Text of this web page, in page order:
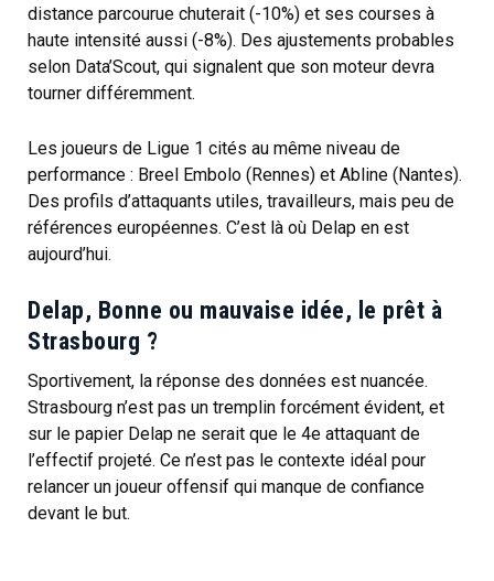
distance parcourue chuterait (-10%) et ses courses à
haute intensité aussi (-8%). Des ajustements probables
selon Data’Scout, qui signalent que son moteur devra
tourner différemment.
Les joueurs de Ligue 1 cités au même niveau de
performance : Breel Embolo (Rennes) et Abline (Nantes).
Des profils d’attaquants utiles, travailleurs, mais peu de
références européennes. C’est là où Delap en est
aujourd’hui.
Delap, Bonne ou mauvaise idée, le prêt à
Strasbourg ?
Sportivement, la réponse des données est nuancée.
Strasbourg n’est pas un tremplin forcément évident, et
sur le papier Delap ne serait que le 4e attaquant de
l’effectif projeté. Ce n’est pas le contexte idéal pour
relancer un joueur offensif qui manque de confiance
devant le but.